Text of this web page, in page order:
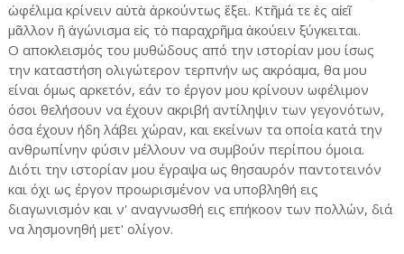
ὠφέλιμα κρίνειν αὐτὰ ἀρκούντως ἕξει. Κτῆμά τε ἐς αἰεῖ
μᾶλλον ἢ ἀγώνισμα εἰς τὸ παραχρῆμα ἀκούειν ξύγκειται.
Ο αποκλεισμός του μυθώδους από την ιστορίαν μου ίσως
την καταστήση ολιγώτερον τερπνήν ως ακρόαμα, θα μου
είναι όμως αρκετόν, εάν το έργον μου κρίνουν ωφέλιμον
όσοι θελήσουν να έχουν ακριβή αντίληψιν των γεγονότων,
όσα έχουν ήδη λάβει χώραν, και εκείνων τα οποία κατά την
ανθρωπίνην φύσιν μέλλουν να συμβούν περίπου όμοια.
Διότι την ιστορίαν μου έγραψα ως θησαυρόν παντοτεινόν
και όχι ως έργον προωρισμένον να υποβληθή εις
διαγωνισμόν και ν' αναγνωσθή εις επήκοον των πολλών, διά
να λησμονηθή μετ' ολίγον.